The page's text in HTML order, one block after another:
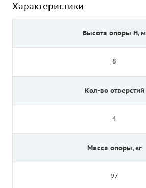
Характеристики
Высота опоры Н, м
8
Кол-во отверстий
4
Масса опоры, кг
97